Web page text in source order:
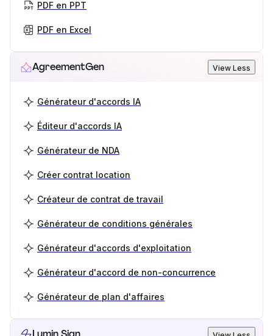
PDF en PPT
PDF en Excel
AgreementGen View Less
Générateur d'accords IA
Éditeur d'accords IA
Générateur de NDA
Créer contrat location
Créateur de contrat de travail
Générateur de conditions générales
Générateur d'accords d'exploitation
Générateur d'accord de non-concurrence
Générateur de plan d'affaires